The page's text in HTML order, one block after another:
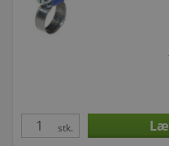
stk.